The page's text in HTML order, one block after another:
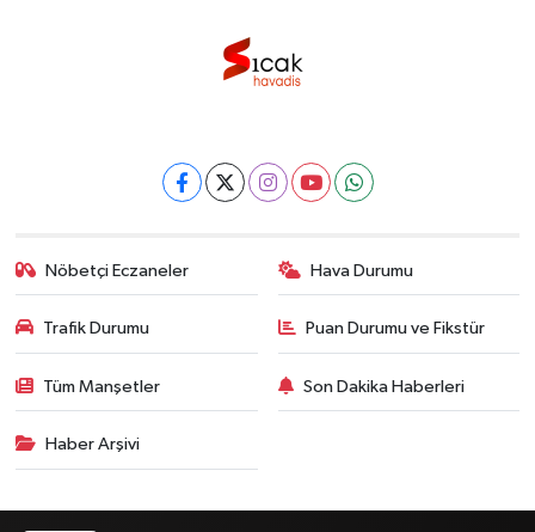
Nöbetçi Eczaneler Hava Durumu
Trafik Durumu Puan Durumu ve Fikstür
Tüm Manşetler Son Dakika Haberleri
Haber Arşivi